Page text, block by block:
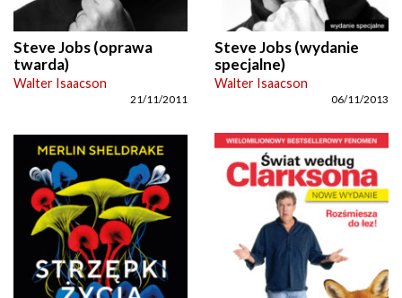
Steve Jobs (oprawa
twarda)
Walter Isaacson
21/11/2011
Steve Jobs (wydanie
specjalne)
Walter Isaacson
06/11/2013